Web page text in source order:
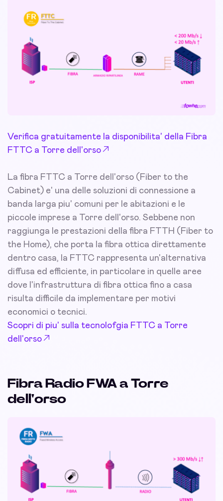
Verifica gratuitamente la disponibilita' della Fibra
FTTC a Torre dell'orso
La fibra FTTC a Torre dell'orso (Fiber to the
Cabinet) e' una delle soluzioni di connessione a
banda larga piu' comuni per le abitazioni e le
piccole imprese a Torre dell'orso. Sebbene non
raggiunga le prestazioni della fibra FTTH (Fiber to
the Home), che porta la fibra ottica direttamente
dentro casa, la FTTC rappresenta un'alternativa
diffusa ed efficiente, in particolare in quelle aree
dove l'infrastruttura di fibra ottica fino a casa
risulta difficile da implementare per motivi
economici o tecnici.
Scopri di piu' sulla tecnolofgia FTTC a Torre
dell'orso
Fibra Radio FWA a Torre
dell'orso